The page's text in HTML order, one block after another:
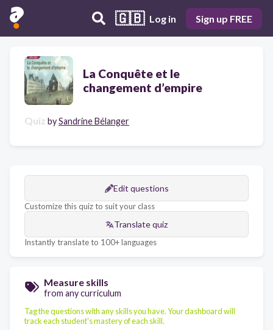
🇬🇧 Log in Sign up FREE
La Conquête et le
changement d’empire
Quiz bySandrine Bélanger
Edit questions
Customize this quiz to suit your class
Translate quiz
Instantly translate to 100+ languages
Measure skills
from any curriculum
Tag the questions with any skills you have. Your dashboard will
track each student's mastery of each skill.